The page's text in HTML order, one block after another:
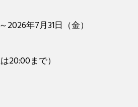
年7月31日（金）
20:00まで）